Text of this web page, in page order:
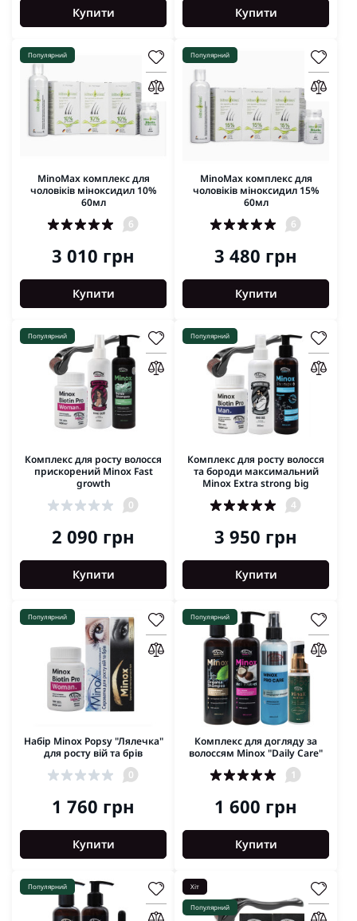
Купити Купити
Популярний
MinoMax комплекс для
чоловіків міноксидил 10%
60мл
6
3 010 грн
Купити
Популярний
MinoMax комплекс для
чоловіків міноксидил 15%
60мл
6
3 480 грн
Купити
Популярний
Комплекс для росту волосся
прискорений Minox Fast
growth
0
2 090 грн
Купити
Популярний
Комплекс для росту волосся
та бороди максимальний
Minox Extra strong big
4
3 950 грн
Купити
Популярний
Набір Minox Popsy "Лялечка"
для росту вій та брів
0
1 760 грн
Купити
Популярний
Комплекс для догляду за
волоссям Minox "Daily Care"
1
1 600 грн
Купити
Популярний Хіт
Популярний